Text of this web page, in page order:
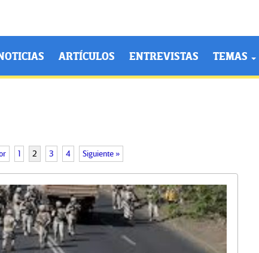
ARTÍCULOS ENTREVISTAS TEMAS
1 2 3 4 Siguiente »